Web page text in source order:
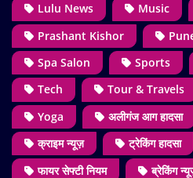
Lulu News
Music
Prashant Kishor
Spa Salon
Sports
Tech
Tour & Travels
Yoga
अलीगंज आग हादसा
क्राइम न्यूज़
ट्रेकिंग हादसा
फायर सेफ्टी नियम
ब्रेकिंग